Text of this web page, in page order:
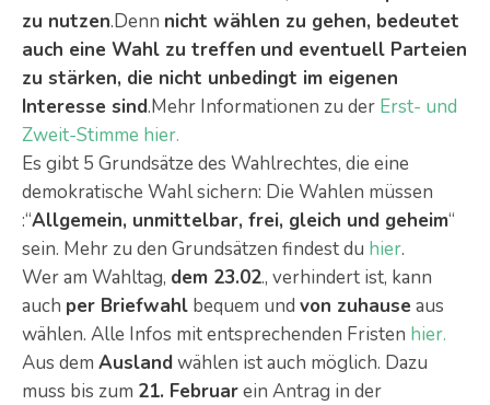
zu nutzen.Denn nicht wählen zu gehen, bedeutet
auch eine Wahl zu treffen und eventuell Parteien
zu stärken, die nicht unbedingt im eigenen
Interesse sind.Mehr Informationen zu der Erst- und
Zweit-Stimme hier.
Es gibt 5 Grundsätze des Wahlrechtes, die eine
demokratische Wahl sichern: Die Wahlen müssen
:“Allgemein, unmittelbar, frei, gleich und geheim“
sein. Mehr zu den Grundsätzen findest du hier.
Wer am Wahltag, dem 23.02., verhindert ist, kann
auch per Briefwahl bequem und von zuhause aus
wählen. Alle Infos mit entsprechenden Fristen hier.
Aus dem Auslandwählen ist auch möglich. Dazu
muss bis zum 21. Februarein Antrag in der